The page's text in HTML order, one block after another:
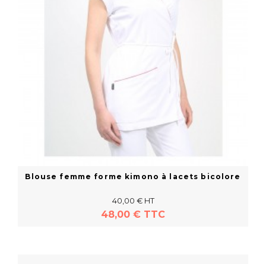
Blouse femme forme kimono à lacets bicolore
40,00 € HT
48,00 € TTC